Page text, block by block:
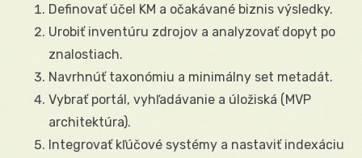
Definovať účel KM a očakávané biznis výsledky.
Urobiť inventúru zdrojov a analyzovať dopyt po
znalostiach.
Navrhnúť taxonómiu a minimálny set metadát.
Vybrať portál, vyhľadávanie a úložiská (MVP
architektúra).
Integrovať kľúčové systémy a nastaviť indexáciu